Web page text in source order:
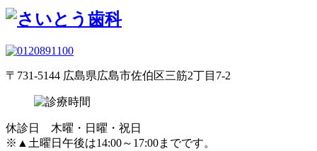
〒731-5144 広島県広島市佐伯区三筋2丁目7-2
休診日 木曜・日曜・祝日
※▲土曜日午後は14:00～17:00までです。